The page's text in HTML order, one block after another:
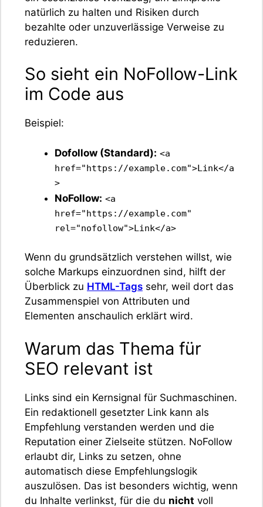
natürlich zu halten und Risiken durch
bezahlte oder unzuverlässige Verweise zu
reduzieren.
So sieht ein NoFollow-Link
im Code aus
Beispiel:
Dofollow (Standard): <a
href="https://example.com">Link</a
>
NoFollow: <a
href="https://example.com"
rel="nofollow">Link</a>
Wenn du grundsätzlich verstehen willst, wie
solche Markups einzuordnen sind, hilft der
Überblick zu HTML-Tags sehr, weil dort das
Zusammenspiel von Attributen und
Elementen anschaulich erklärt wird.
Warum das Thema für
SEO relevant ist
Links sind ein Kernsignal für Suchmaschinen.
Ein redaktionell gesetzter Link kann als
Empfehlung verstanden werden und die
Reputation einer Zielseite stützen. NoFollow
erlaubt dir, Links zu setzen, ohne
automatisch diese Empfehlungslogik
auszulösen. Das ist besonders wichtig, wenn
du Inhalte verlinkst, für die du nicht voll